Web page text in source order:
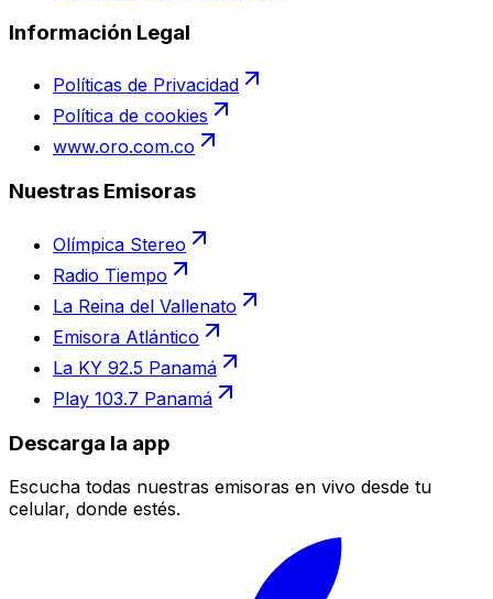
Información Legal
Políticas de Privacidad
Política de cookies
www.oro.com.co
Nuestras Emisoras
Olímpica Stereo
Radio Tiempo
La Reina del Vallenato
Emisora Atlántico
La KY 92.5 Panamá
Play 103.7 Panamá
Descarga la app
Escucha todas nuestras emisoras en vivo desde tu
celular, donde estés.